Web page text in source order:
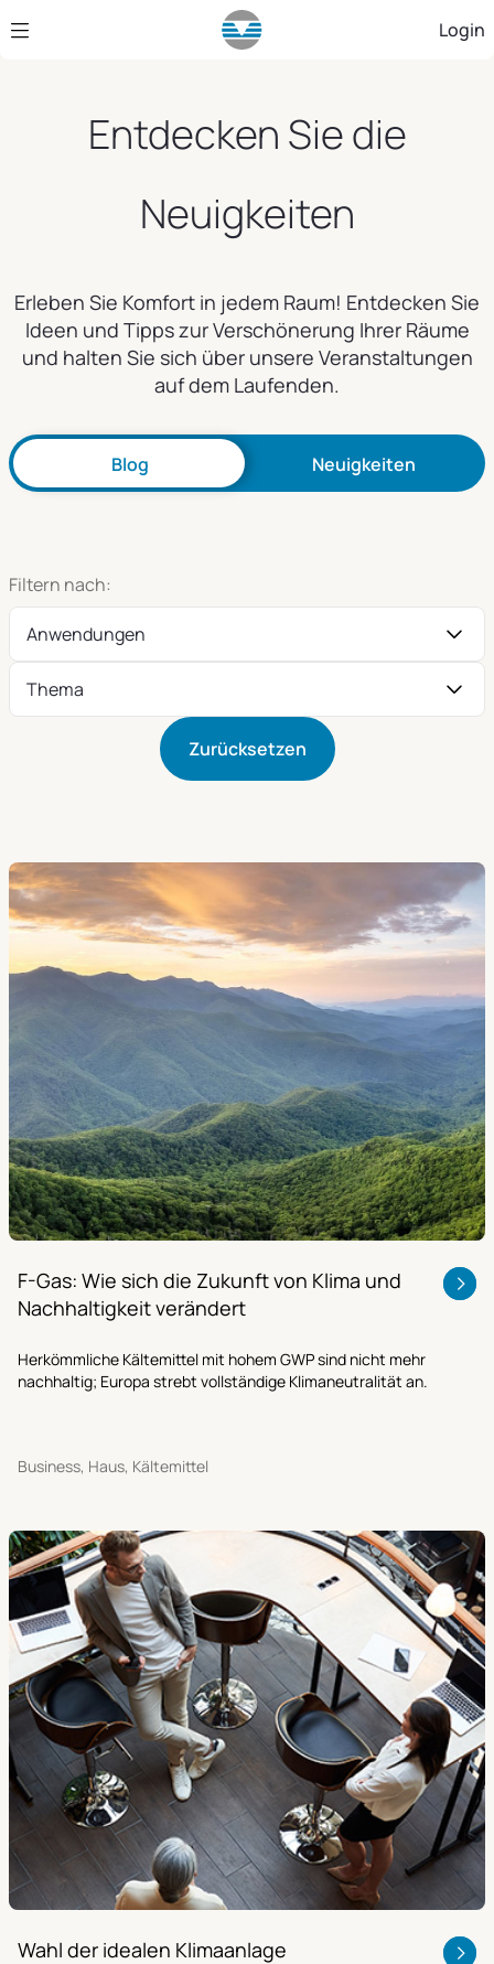
Zum Hauptinhalt springen Login
Entdecken Sie die
Neuigkeiten
Erleben Sie Komfort in jedem Raum! Entdecken Sie
Ideen und Tipps zur Verschönerung Ihrer Räume
und halten Sie sich über unsere Veranstaltungen
auf dem Laufenden.
Blog Neuigkeiten
Filtern nach:
Anwendungen
Thema
Zurücksetzen
F-Gas: Wie sich die Zukunft von Klima und
Nachhaltigkeit verändert
Herkömmliche Kältemittel mit hohem GWP sind nicht mehr
nachhaltig; Europa strebt vollständige Klimaneutralität an.
Business, Haus, Kältemittel
Wahl der idealen Klimaanlage